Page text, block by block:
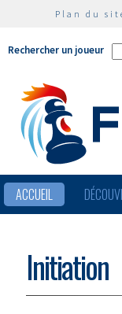
Plan du
Rechercher un joueur
ACCUEIL
Initiation